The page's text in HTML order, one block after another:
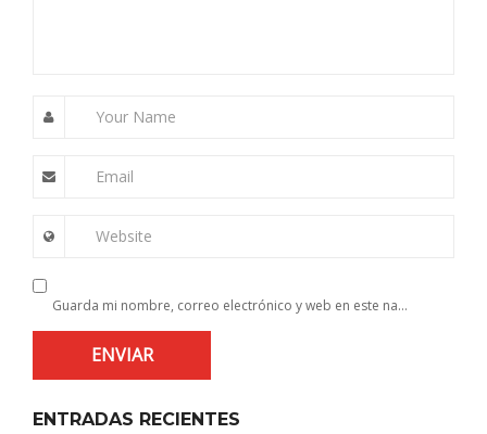
Your Name
Email
Website
Guarda mi nombre, correo electrónico y web en este navegador para la próxima vez que comente.
ENTRADAS RECIENTES